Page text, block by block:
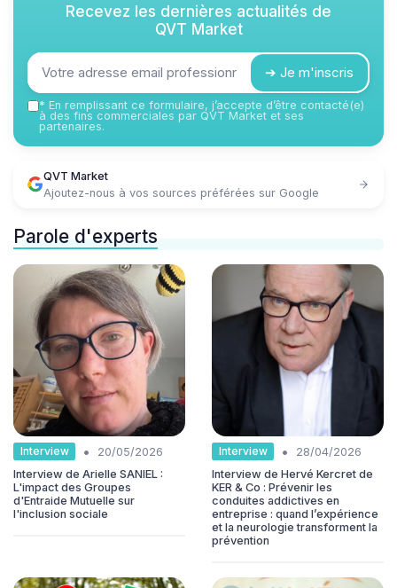
Recevez les dernières actualités de
QVT Market
➔ Je m'inscris
* En remplissant ce formulaire, j’accepte d’être contacté(e)
à des fins commerciales par QVT Market et ses
partenaires.
QVT Market
Ajoutez-nous à vos sources préférées sur Google
Parole d'experts
Interview •
20/05/2026
Interview de Arielle SANIEL :
L'impact des Groupes
d'Entraide Mutuelle sur
l'inclusion sociale
Interview •
28/04/2026
Interview de Hervé Kercret de
KER & Co : Prévenir les
conduites addictives en
entreprise : quand l’expérience
et la neurologie transforment la
prévention